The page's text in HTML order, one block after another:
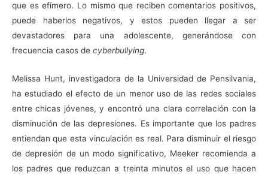
que es efímero. Lo mismo que reciben comentarios positivos,
puede haberlos negativos, y estos pueden llegar a ser
devastadores para una adolescente, generándose con
frecuencia casos de cyberbullying.
Melissa Hunt, investigadora de la Universidad de Pensilvania,
ha estudiado el efecto de un menor uso de las redes sociales
entre chicas jóvenes, y encontró una clara correlación con la
disminución de las depresiones. Es importante que los padres
entiendan que esta vinculación es real. Para disminuir el riesgo
de depresión de un modo significativo, Meeker recomienda a
los padres que reduzcan a treinta minutos el uso que hacen